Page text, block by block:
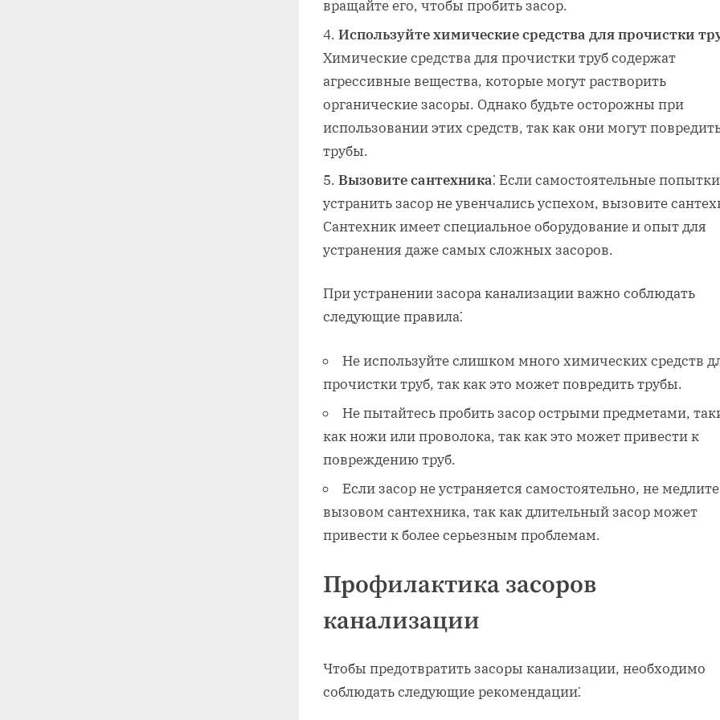
вращайте его‚ чтобы пробить засор.
Используйте химические средства для прочистки
Химические средства для прочистки труб содержат
агрессивные вещества‚ которые могут растворить
органические засоры. Однако будьте осторожны при
использовании этих средств‚ так как они могут
трубы.
Вызовите сантехника⁚ Если самостоятельные попытки
устранить засор не увенчались успехом‚ вызовите
Сантехник имеет специальное оборудование и опыт для
устранения даже самых сложных засоров.
При устранении засора канализации важно соблюдать
следующие правила⁚
Не используйте слишком много химических средств
прочистки труб‚ так как это может повредить трубы.
Не пытайтесь пробить засор острыми предметами‚
как ножи или проволока‚ так как это может привести к
повреждению труб.
Если засор не устраняется самостоятельно‚ не
вызовом сантехника‚ так как длительный засор может
привести к более серьезным проблемам.
Профилактика засоров
канализации
Чтобы предотвратить засоры канализации‚ необходимо
соблюдать следующие рекомендации⁚